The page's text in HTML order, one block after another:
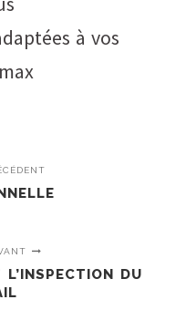
à vos
L’INSPECTION DU